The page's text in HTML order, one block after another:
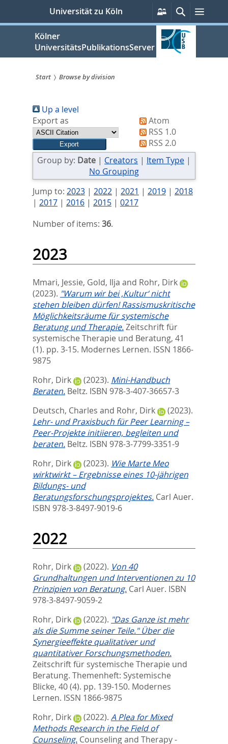
springen
Universität zu Köln
Persönliche
Services
SucheMenü
Kölner
UniversitätsPublikationsServer
sind
hier:
Start Browse by division
Up a level
Export as
Atom
RSS 1.0
RSS 2.0
Group by: Date | Creators | Item Type |
No Grouping
Jump to: 2023| 2022| 2021 | 2019| 2018
| 2017| 2016| 2015| 0217
Number of items: 36.
2023
Mmari, Jessie, Gold, Ilja and Rohr, Dirk
(2023). "Warum wir bei ‚Kultur‘ nicht
stehen bleiben dürfen! Rassismuskritische
Möglichkeitsräume für systemische
Beratung und Therapie.Zeitschrift für
systemische Therapie und Beratung, 41
(1). pp. 3-15. Modernes Lernen. ISSN 1866-
9875
Rohr, Dirk
(2023). Mini-Handbuch
Beraten. Beltz. ISBN 978-3-407-36657-3
Deutsch, Charles and Rohr, Dirk
(2023).
Lehr- und Praxisbuch für Peer Learning –
Peer-Projekte initiieren, begleiten und
beraten. Beltz. ISBN 978-3-7799-3351-9
Rohr, Dirk
(2023). Wie Marte Meo
wirktwirkt – Ergebnisse eines 10-jährigen
Bildungs- und
Beratungsforschungsprojektes. Carl Auer.
ISBN 978-3-8497-9019-6
2022
Rohr, Dirk (2022). Von 40
Grundhaltungen und Interventionen zu 10
Prinzipien von Beratung. Carl Auer. ISBN
978-3-8497-9059-2
Rohr, Dirk
(2022). "Das Ganze ist mehr
als die Summe seiner Teile." Über die
Synergieeffekte qualitativer und
quantitativer Forschungsmethoden.
Zeitschrift für systemische Therapie und
Beratung. Themenheft: Systemische
Blicke, 40 (4). pp. 139-150. Modernes
Lernen. ISSN 1866-9875
Rohr, Dirk
(2022). A Plea for Mixed
Methods Research in the Field of
Counseling. Counseling and Therapy -